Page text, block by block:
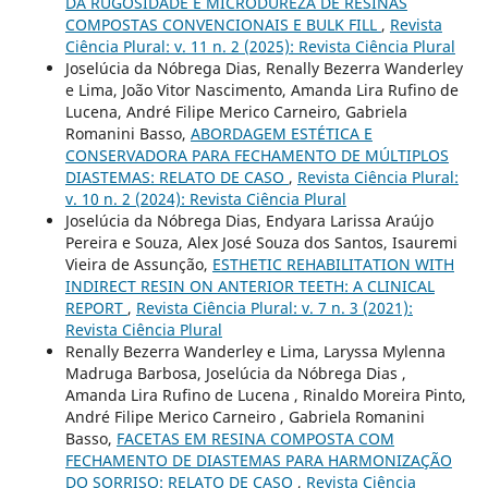
COMPOSTAS CONVENCIONAIS E BULK FILL , Revista
Ciência Plural: v. 11 n. 2 (2025): Revista Ciência Plural
Joselúcia da Nóbrega Dias, Renally Bezerra Wanderley
e Lima, João Vitor Nascimento, Amanda Lira Rufino de
Lucena, André Filipe Merico Carneiro, Gabriela
Romanini Basso, ABORDAGEM ESTÉTICA E
CONSERVADORA PARA FECHAMENTO DE MÚLTIPLOS
DIASTEMAS: RELATO DE CASO , Revista Ciência Plural:
v. 10 n. 2 (2024): Revista Ciência Plural
Joselúcia da Nóbrega Dias, Endyara Larissa Araújo
Pereira e Souza, Alex José Souza dos Santos, Isauremi
Vieira de Assunção, ESTHETIC REHABILITATION WITH
INDIRECT RESIN ON ANTERIOR TEETH: A CLINICAL
REPORT , Revista Ciência Plural: v. 7 n. 3 (2021):
Revista Ciência Plural
Renally Bezerra Wanderley e Lima, Laryssa Mylenna
Madruga Barbosa, Joselúcia da Nóbrega Dias ,
Amanda Lira Rufino de Lucena , Rinaldo Moreira Pinto,
André Filipe Merico Carneiro , Gabriela Romanini
Basso, FACETAS EM RESINA COMPOSTA COM
FECHAMENTO DE DIASTEMAS PARA HARMONIZAÇÃO
DO SORRISO: RELATO DE CASO , Revista Ciência